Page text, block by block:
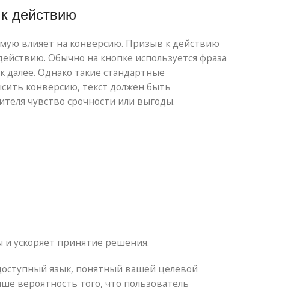
действию
влияет на конверсию. Призыв к действию
Обычно на кнопке используется фраза
далее. Однако такие стандартные
конверсию, текст должен быть
чувство срочности или выгоды.
ускоряет принятие решения.
язык, понятный вашей целевой
вероятность того, что пользователь